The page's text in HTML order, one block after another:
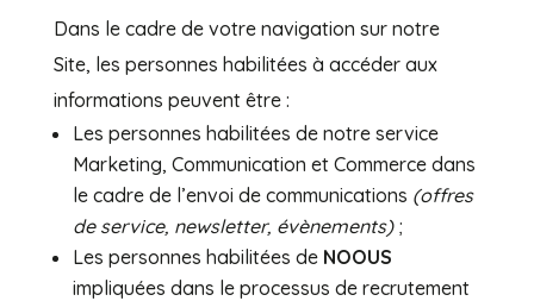
Dans le cadre de votre navigation sur notre
Site, les personnes habilitées à accéder aux
informations peuvent être :
Les personnes habilitées de notre service
Marketing, Communication et Commerce dans
le cadre de l’envoi de communications (offres
de service, newsletter, évènements) ;
Les personnes habilitées de NOOUS
impliquées dans le processus de recrutement